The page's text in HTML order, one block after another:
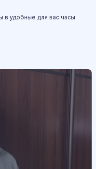
в удобные для вас часы